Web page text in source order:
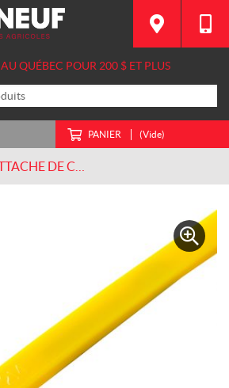
QUÉBEC POUR 200 $ ET PLUS
PANIER (Vide)